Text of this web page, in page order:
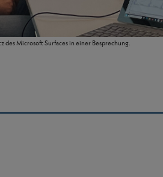
des Microsoft Surfaces in einer Besprechung.